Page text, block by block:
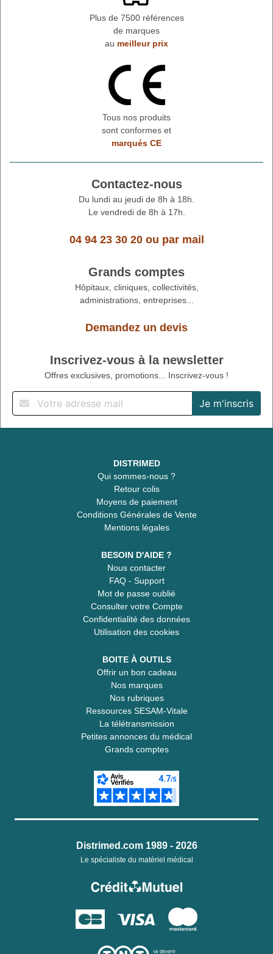
Plus de 7500 références
de marques
au meilleur prix
Tous nos produits
sont conformes et
marqués CE
Contactez-nous
Du lundi au jeudi de 8h à 18h.
Le vendredi de 8h à 17h.
04 94 23 30 20ou par mail
Grands comptes
Hôpitaux, cliniques, collectivités,
administrations, entreprises...
Demandez un devis
Inscrivez-vous à la newsletter
Offres exclusives, promotions... Inscrivez-vous !
DISTRIMED
Qui sommes-nous ?
Retour colis
Moyens de paiement
Conditions Générales de Vente
Mentions légales
BESOIN D'AIDE ?
Nous contacter
FAQ - Support
Mot de passe oublié
Consulter votre Compte
Confidentialité des données
Utilisation des cookies
BOITE À OUTILS
Offrir un bon cadeau
Nos marques
Nos rubriques
Ressources SESAM-Vitale
La télétransmission
Petites annonces du médical
Grands comptes
Distrimed.com 1989 - 2026
Le spécialiste du matériel médical